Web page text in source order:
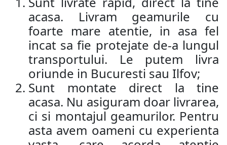
acasa. Livram geamurile cu
foarte mare atentie, in asa fel
incat sa fie protejate de-a lungul
transportului. Le putem livra
oriunde in Bucuresti sau Ilfov;
Sunt montate direct la tine
acasa. Nu asiguram doar livrarea,
ci si montajul geamurilor. Pentru
asta avem oameni cu experienta